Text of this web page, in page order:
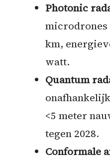
Photonic
microdrones
km,
watt.
Quantum
<5 meter
tegen 2028.
Conformale